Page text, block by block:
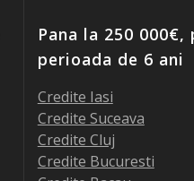
Pana la 250 000€,
perioada de 6 ani
Credite Iasi
Credite Suceava
Credite Cluj
Credite Bucuresti